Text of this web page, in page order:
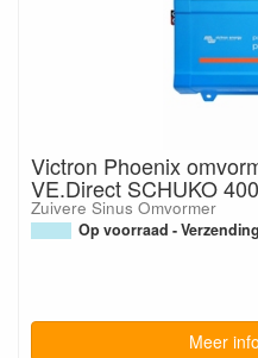
Victron Phoenix
VE.Direct SCHUKO
Zuivere Sinus Omvormer
Op voorraad -
Meer